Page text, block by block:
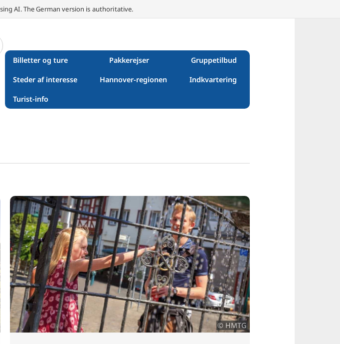
AI. The German version is authoritative.
Billetter og ture Pakkerejser Gruppetilbud
Steder af interesse Hannover-regionen Indkvartering
Turist-info
© HMTG